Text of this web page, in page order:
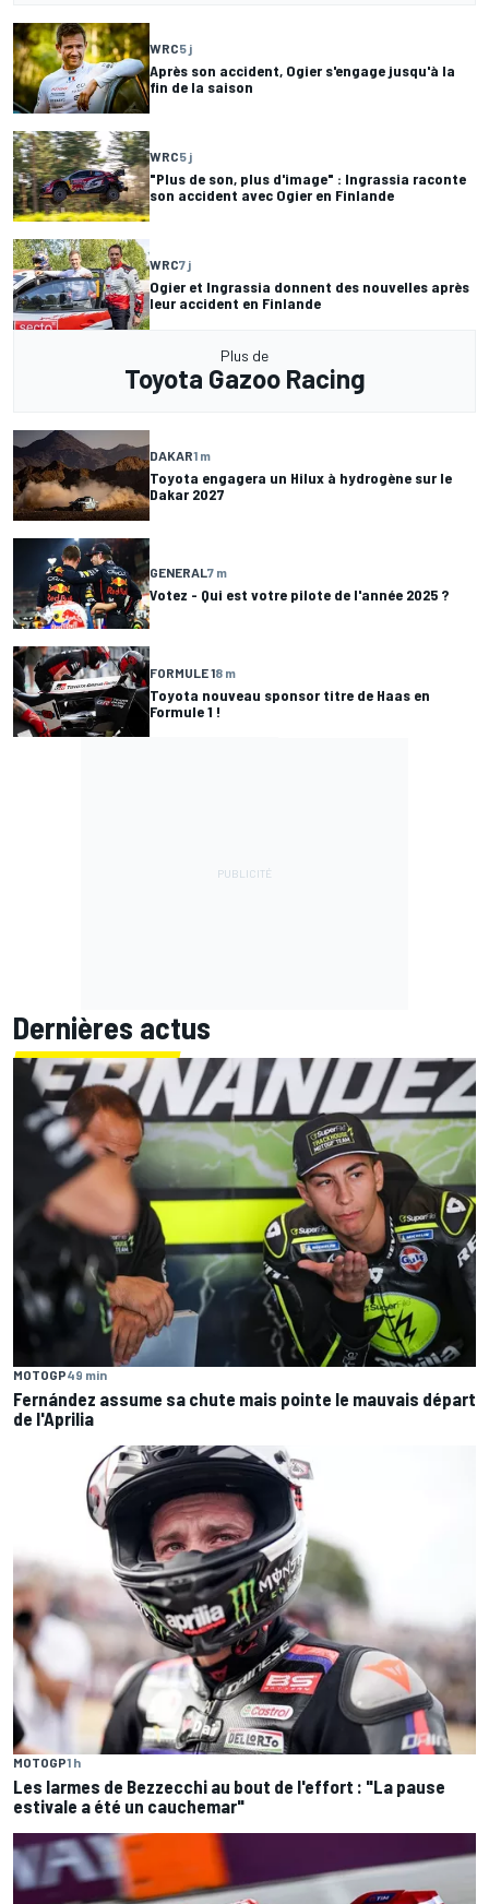
WRC5 j
Après son accident, Ogier s'engage jusqu'à la
fin de la saison
WRC5 j
"Plus de son, plus d'image" : Ingrassia raconte
son accident avec Ogier en Finlande
WRC7 j
Ogier et Ingrassia donnent des nouvelles après
leur accident en Finlande
Plus de
Toyota Gazoo Racing
DAKAR1 m
Toyota engagera un Hilux à hydrogène sur le
Dakar 2027
GENERAL7 m
Votez - Qui est votre pilote de l'année 2025 ?
FORMULE 18 m
Toyota nouveau sponsor titre de Haas en
Formule 1 !
Dernières actus
MOTOGP49 min
Fernández assume sa chute mais pointe le mauvais départ
de l'Aprilia
MOTOGP1 h
Les larmes de Bezzecchi au bout de l'effort : "La pause
estivale a été un cauchemar"